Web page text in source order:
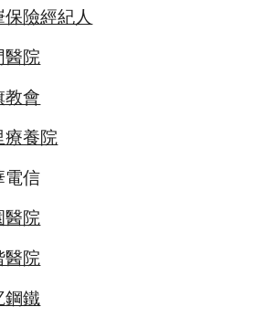
保險經紀人
醫院
教會
療養院
電信
醫院
醫院
鋼鐵